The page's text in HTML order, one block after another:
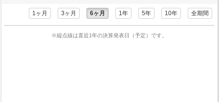
1ヶ月 3ヶ月 6ヶ月 1年 5年 10年 全期間
※縦点線は直近1年の決算発表日（予定）です。